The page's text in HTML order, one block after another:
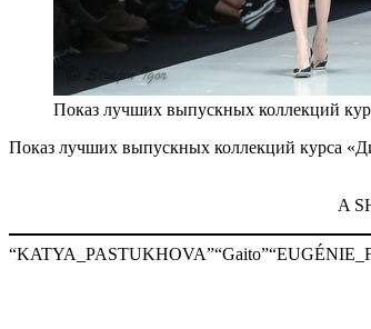
Показ лучших выпускных коллекций
Показ лучших выпускных коллекций курса
A
“KATYA_PASTUKHOVA”“Gaito”